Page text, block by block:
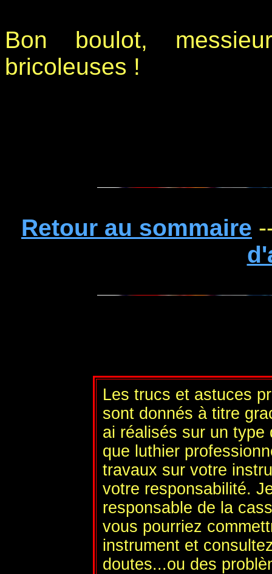
Bon boulot,
bricoleuses !
Retour au sommaire
Les trucs et astuces
sont donnés à titre
ai réalisés sur un type
que luthier
travaux sur votre
votre responsabilité.
responsable de la
vous pourriez
instrument et
doutes...ou des